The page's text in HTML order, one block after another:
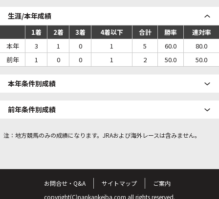
生涯/本年成績
1着 2着 3着 4着以下 合計 勝率
連対率
本年
3 1 0 1 5 60.0
80.0
前年
1 0 0 1 2 50.0 50.0
本年条件別成績
前年条件別成績
注：地方競馬のみの成績になります。JRAおよび海外レースは含みません。
お問合せ・Q&A サイトマップ
ご案内
copyright(C)nankankeiba.com all rights reserved.